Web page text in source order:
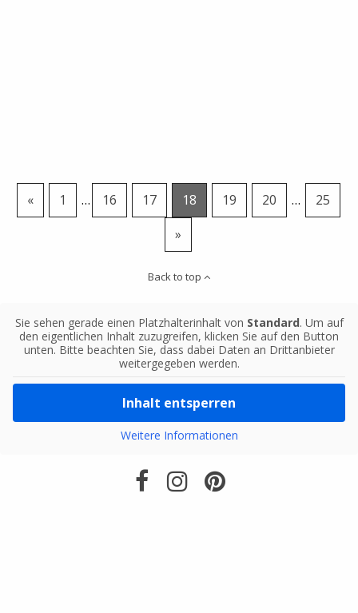
« 1 … 16 17 18 19 20 …
25
»
Back to top
Sie sehen gerade einen Platzhalterinhalt von Standard. Um auf
den eigentlichen Inhalt zuzugreifen, klicken Sie auf den Button
unten. Bitte beachten Sie, dass dabei Daten an Drittanbieter
weitergegeben werden.
Inhalt entsperren
Weitere Informationen